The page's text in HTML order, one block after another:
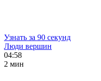
Узнать за 90 секунд
Люди вершин
04:58
2 мин